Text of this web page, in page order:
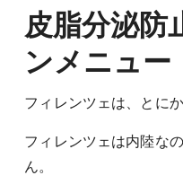
皮脂分泌防
ンメニュー
フィレンツェは、とにか
フィレンツェは内陸な
ん。